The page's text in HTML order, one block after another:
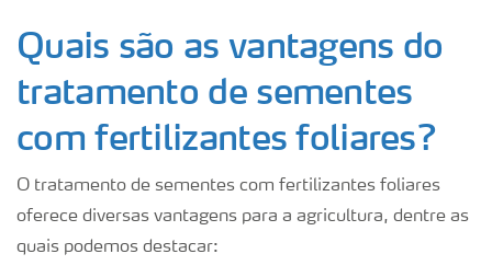
Quais são as vantagens do
tratamento de sementes
com fertilizantes foliares?
O tratamento de sementes com fertilizantes foliares
oferece diversas vantagens para a agricultura, dentre as
quais podemos destacar: